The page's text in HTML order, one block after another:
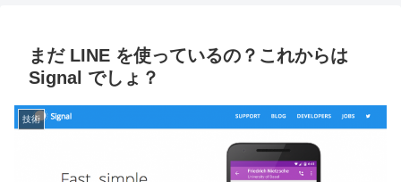
まだ LINE を使っているの？これからは
Signal でしょ？
技術